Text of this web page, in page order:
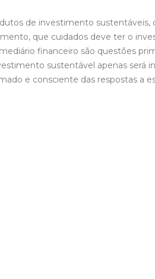
de investimento sustentáveis,
que cuidados deve ter o
financeiro são questões
sustentável apenas será
e consciente das respostas a